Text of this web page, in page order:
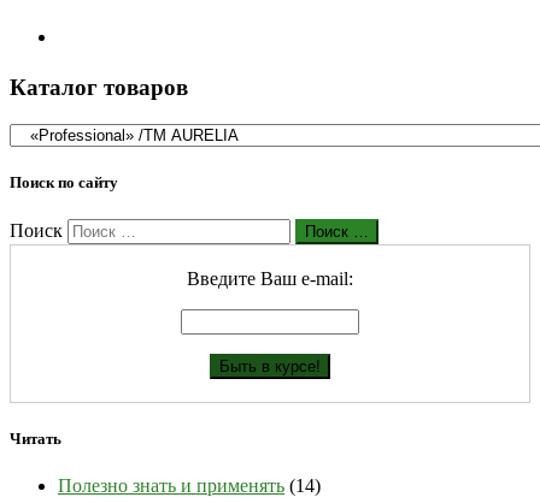
Каталог товаров
Поиск по сайту
Поиск Поиск …
Введите Ваш е-mail:
Читать
Полезно знать и применять (14)